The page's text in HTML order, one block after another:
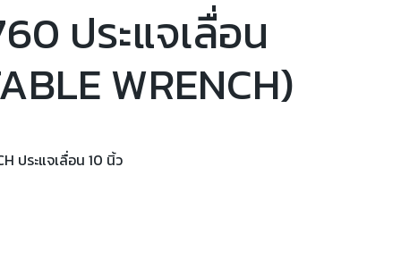
ประแจเลื่อน
WRENCH)
ประแจเลื่อน 10 นิ้ว